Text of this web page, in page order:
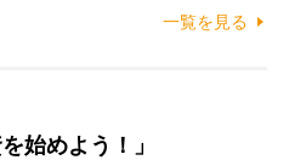
一覧を見る
始めよう！」